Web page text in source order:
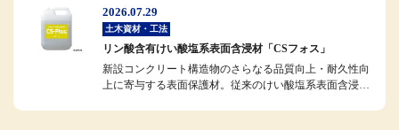
2026.07.29
土木資材・工法
リン酸含有けい酸塩系表面含浸材「CSフォス」
新設コンクリート構造物のさらなる品質向上・耐久性向
上に寄与する表面保護材。従来のけい酸塩系表面含浸材